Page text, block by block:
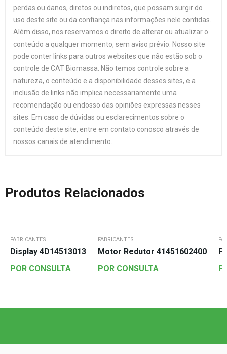
perdas ou danos, diretos ou indiretos, que possam surgir do
uso deste site ou da confiança nas informações nele contidas.
Além disso, nos reservamos o direito de alterar ou atualizar o
conteúdo a qualquer momento, sem aviso prévio. Nosso site
pode conter links para outros websites que não estão sob o
controle de CAT Biomassa. Não temos controle sobre a
natureza, o conteúdo e a disponibilidade desses sites, e a
inclusão de links não implica necessariamente uma
recomendação ou endosso das opiniões expressas nesses
sites. Em caso de dúvidas ou esclarecimentos sobre o
conteúdo deste site, entre em contato conosco através de
nossos canais de atendimento.
Produtos Relacionados
FABRICANTES
Display 4D14513013
POR CONSULTA
FABRICANTES
Motor Redutor 41451602400
POR CONSULTA